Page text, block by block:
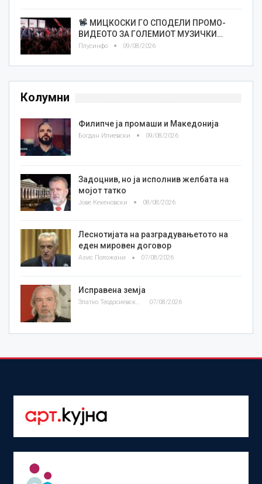
МИЦКОСКИ ГО СПОДЕЛИ ПРОМО-
ВИДЕОТО ЗА ГОЛЕМИОТ МУЗИЧКИ…
Плусинфо 09/08/2026
Колумни
Филипче ја промаши и Македонија
Богдан Илиевски 09/08/2026
Задоцнив, но ја исполнив желбата на
мојот татко
Јове Кекеновски 08/08/2026
Леснотијата на разградувањетото на
еден мировен договор
Азис Положани 07/08/2026
Исправена земја
Златко Теодосиевски 07/08/2026